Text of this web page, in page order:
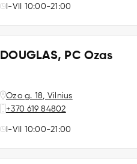
I-VII 10:00-21:00
DOUGLAS, PC Ozas
Ozo g. 18, Vilnius
+370 619 84802
I-VII 10:00-21:00